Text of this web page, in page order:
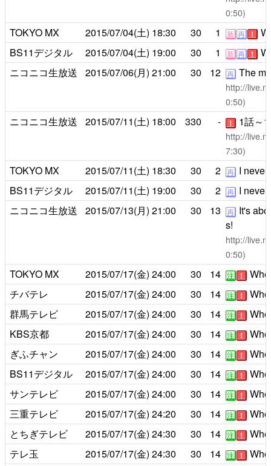
0:50)
TOKYO MX 2015/07/04(土) 18:30 30 1 新 再 ！
BS11デジタル
2015/07/04(土) 19:00 30 1 新 再 ！
ニコニコ生放送
2015/07/06(月) 21:00 30 12 再 The
http://
0:50)
ニコニコ生放送 2015/07/11(土) 18:00 330 - ！ 1話～
http://
7:30)
TOKYO MX 2015/07/11(土) 18:30 30 2 再 I
BS11デジタル
2015/07/11(土) 19:00 30 2 再 I
ニコニコ生放送
2015/07/13(月) 21:00 30 13 再 It's
s!
http://
0:50)
TOKYO MX 2015/07/17(金) 24:00 30 14 注 ！
チバテレ
2015/07/17(金) 24:00 30 14 注 ！
群馬テレビ
2015/07/17(金) 24:00 30 14 注 ！
KBS京都
2015/07/17(金) 24:00 30 14 注 ！
ぎふチャン
2015/07/17(金) 24:00 30 14 注 ！
BS11デジタル
2015/07/17(金) 24:00 30 14 注 ！
サンテレビ
2015/07/17(金) 24:00 30 14 注 ！
三重テレビ
2015/07/17(金) 24:20 30 14 注 ！
とちぎテレビ
2015/07/17(金) 24:30 30 14 注 ！
テレ玉
2015/07/17(金) 24:30 30 14 注 ！